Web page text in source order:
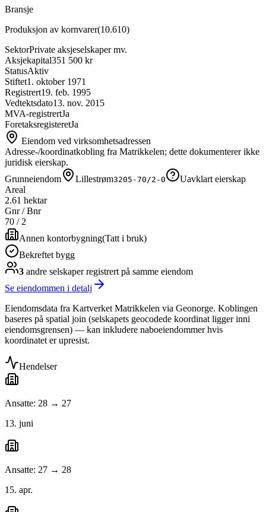
Bransje
Produksjon av kornvarer(10.610)
SektorPrivate aksjeselskaper mv.
Aksjekapital351 500 kr
StatusAktiv
Stiftet1. oktober 1971
Registrert19. feb. 1995
Vedtektsdato13. nov. 2015
MVA-registrertJa
ForetaksregisteretJa
Eiendom ved virksomhetsadressen
Adresse-/koordinatkobling fra Matrikkelen; dette dokumenterer ikke
juridisk eierskap.
Grunneiendom
Lillestrøm3205-70/2-0
Uavklart eierskap
Areal
2.61 hektar
Gnr / Bnr
70 /2
Annen kontorbygning(Tatt i bruk)
Bekreftet bygg
3 andre selskaperregistrert på samme eiendom
Se eiendommen i detalj
Eiendomsdata fra Kartverket Matrikkelen via Geonorge. Koblingen
baseres på spatial join (selskapets geocodede koordinat ligger inni
eiendomsgrensen) — kan inkludere naboeiendommer hvis
koordinatet er upresist.
Hendelser
Ansatte: 28 → 27
13. juni
Ansatte: 27 → 28
15. apr.